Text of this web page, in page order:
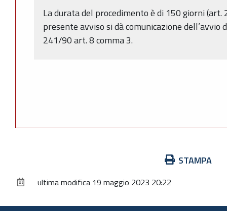
La durata del procedimento è di 150 giorni (art.
presente avviso si dà comunicazione dell’avvio
241/90 art. 8 comma 3.
documento
STAMPA
ultima modifica 19 maggio 2023 20:22